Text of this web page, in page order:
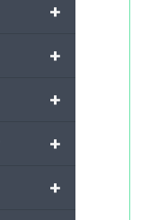
+
+
+
+
+